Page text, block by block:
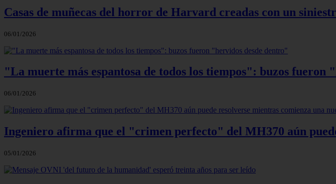
Casas de muñecas del horror de Harvard creadas con un
06/01/2026
"La muerte más espantosa de todos los tiempos": buzos fueron
06/01/2026
Ingeniero afirma que el "crimen perfecto" del MH370 aún
05/01/2026